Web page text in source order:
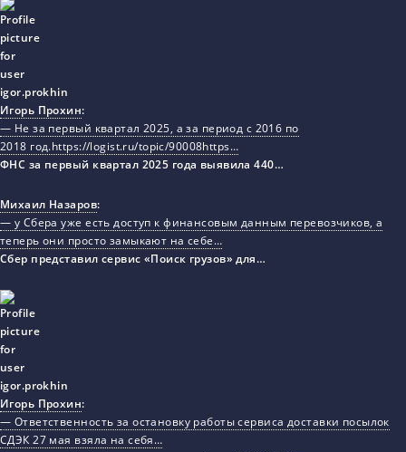
Игорь Прохин:
— Не за первый квартал 2025, а за период с 2016 по
2018 год.https://logist.ru/topic/90008https…
ФНС за первый квартал 2025 года выявила 440…
Михаил Назаров:
— у Сбера уже есть доступ к финансовым данным перевозчиков, а
теперь они просто замыкают на себе…
Сбер представил сервис «Поиск грузов» для…
Игорь Прохин:
— Ответственность за остановку работы сервиса доставки посылок
СДЭК 27 мая взяла на себя…